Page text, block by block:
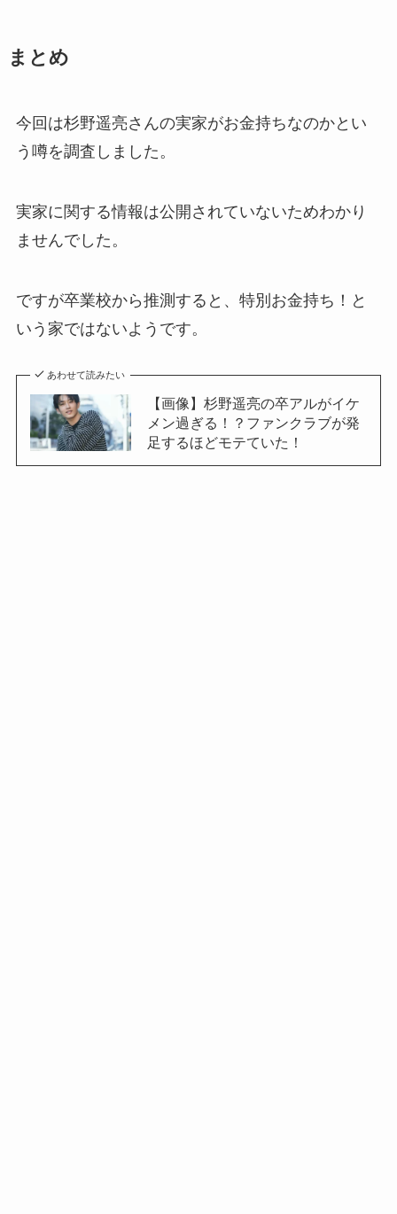
まとめ
今回は杉野遥亮さんの実家がお金持ちなのかとい
う噂を調査しました。
実家に関する情報は公開されていないためわかり
ませんでした。
ですが卒業校から推測すると、特別お金持ち！と
いう家ではないようです。
あわせて読みたい
【画像】杉野遥亮の卒アルがイケ
メン過ぎる！？ファンクラブが発
足するほどモテていた！